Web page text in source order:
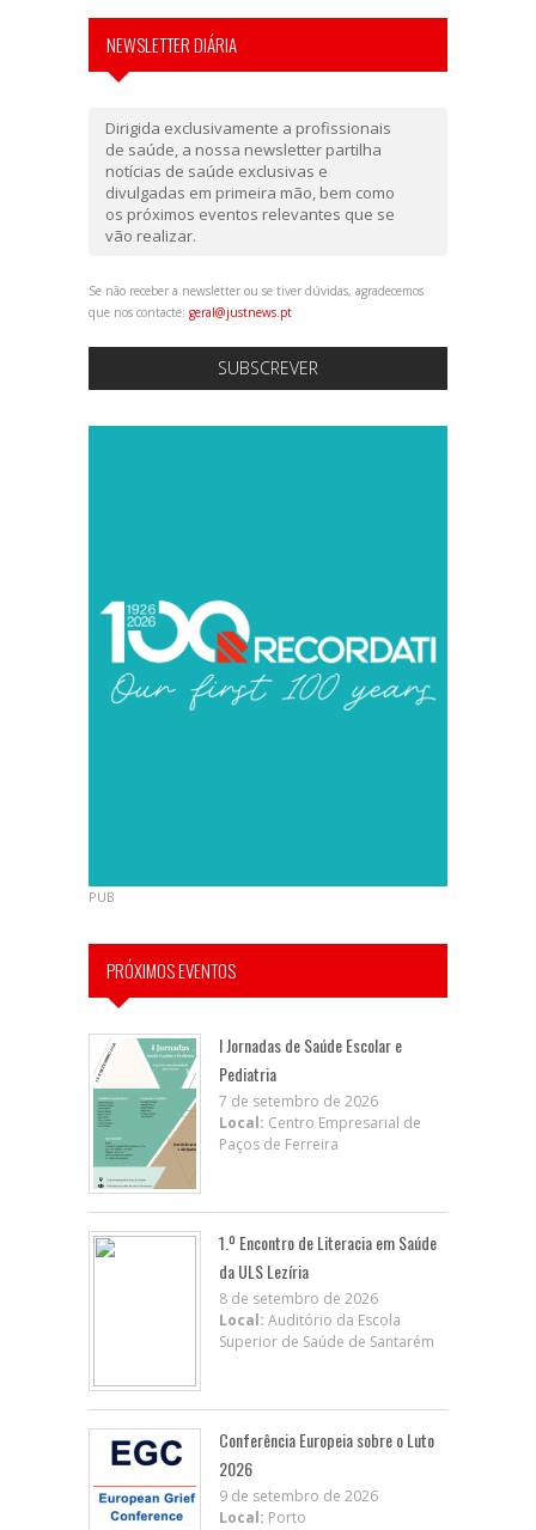
NEWSLETTER DIÁRIA
Dirigida exclusivamente a profissionais
de saúde, a nossa newsletter partilha
notícias de saúde exclusivas e
divulgadas em primeira mão, bem como
os próximos eventos relevantes que se
vão realizar.
Se não receber a newsletter ou se tiver dúvidas, agradecemos
que nos contacte: geral@justnews.pt
SUBSCREVER
PUB
PRÓXIMOS EVENTOS
I Jornadas de Saúde Escolar e
Pediatria
7 de setembro de 2026
Local: Centro Empresarial de
Paços de Ferreira
1.º Encontro de Literacia em Saúde
da ULS Lezíria
8 de setembro de 2026
Local: Auditório da Escola
Superior de Saúde de Santarém
Conferência Europeia sobre o Luto
2026
9 de setembro de 2026
Local: Porto